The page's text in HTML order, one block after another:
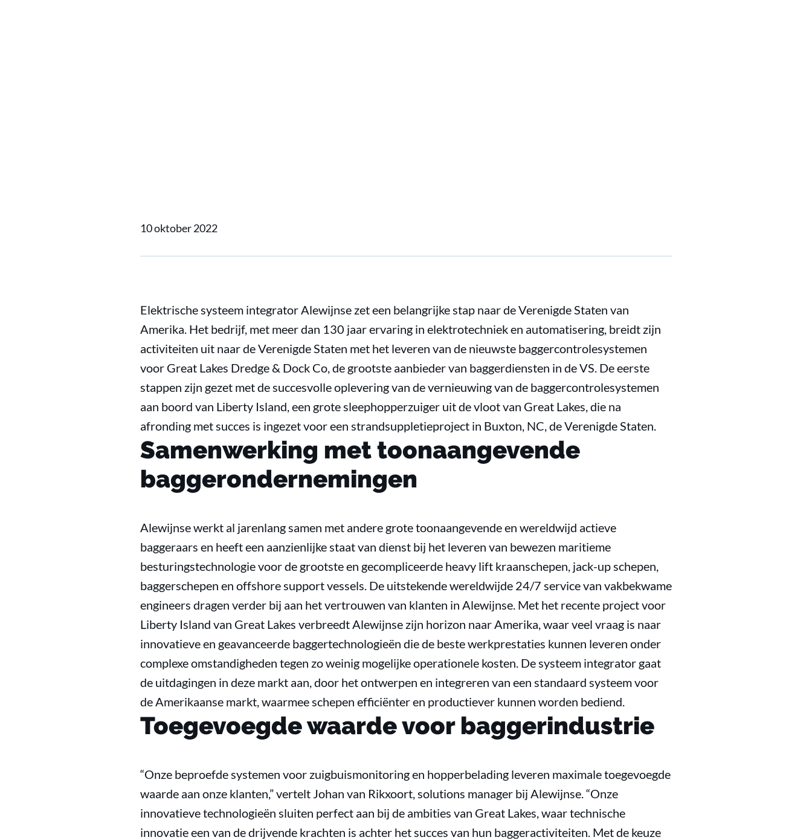
10 oktober 2022
Elektrische systeem integrator Alewijnse zet een belangrijke stap naar de Verenigde Staten van
Amerika. Het bedrijf, met meer dan 130 jaar ervaring in elektrotechniek en automatisering, breidt zijn
activiteiten uit naar de Verenigde Staten met het leveren van de nieuwste baggercontrolesystemen
voor Great Lakes Dredge & Dock Co, de grootste aanbieder van baggerdiensten in de VS. De eerste
stappen zijn gezet met de succesvolle oplevering van de vernieuwing van de baggercontrolesystemen
aan boord van Liberty Island, een grote sleephopperzuiger uit de vloot van Great Lakes, die na
afronding met succes is ingezet voor een strandsuppletieproject in Buxton, NC, de Verenigde Staten.
Samenwerking met toonaangevende
baggerondernemingen
Alewijnse werkt al jarenlang samen met andere grote toonaangevende en wereldwijd actieve
baggeraars en heeft een aanzienlijke staat van dienst bij het leveren van bewezen maritieme
besturingstechnologie voor de grootste en gecompliceerde heavy lift kraanschepen, jack-up schepen,
baggerschepen en offshore support vessels. De uitstekende wereldwijde 24/7 service van vakbekwame
engineers dragen verder bij aan het vertrouwen van klanten in Alewijnse. Met het recente project voor
Liberty Island van Great Lakes verbreedt Alewijnse zijn horizon naar Amerika, waar veel vraag is naar
innovatieve en geavanceerde baggertechnologieën die de beste werkprestaties kunnen leveren onder
complexe omstandigheden tegen zo weinig mogelijke operationele kosten. De systeem integrator gaat
de uitdagingen in deze markt aan, door het ontwerpen en integreren van een standaard systeem voor
de Amerikaanse markt, waarmee schepen efficiënter en productiever kunnen worden bediend.
Toegevoegde waarde voor baggerindustrie
“Onze beproefde systemen voor zuigbuismonitoring en hopperbelading leveren maximale toegevoegde
waarde aan onze klanten,” vertelt Johan van Rikxoort, solutions manager bij Alewijnse. “Onze
innovatieve technologieën sluiten perfect aan bij de ambities van Great Lakes, waar technische
innovatie een van de drijvende krachten is achter het succes van hun baggeractiviteiten. Met de keuze